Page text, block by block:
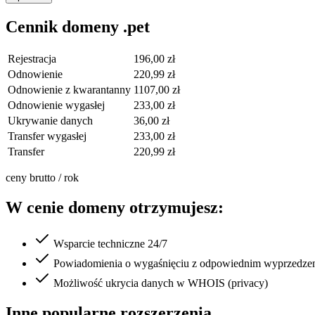
Cennik domeny .pet
Rejestracja
196,00 zł
Odnowienie
220,99 zł
Odnowienie z kwarantanny 1107,00 zł
Odnowienie wygasłej
233,00 zł
Ukrywanie danych
36,00 zł
Transfer wygasłej
233,00 zł
Transfer
220,99 zł
ceny brutto / rok
W cenie domeny otrzymujesz:
Wsparcie techniczne 24/7
Powiadomienia o wygaśnięciu z odpowiednim
Możliwość ukrycia danych w WHOIS (privacy)